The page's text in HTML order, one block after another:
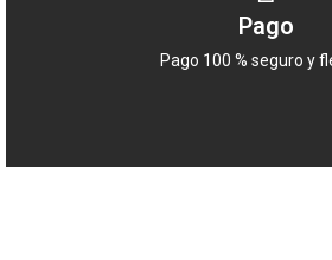
, puedes estar
estás obteniendo los productos
competitivos al precio más
Pago
Pago 100 % seguro y